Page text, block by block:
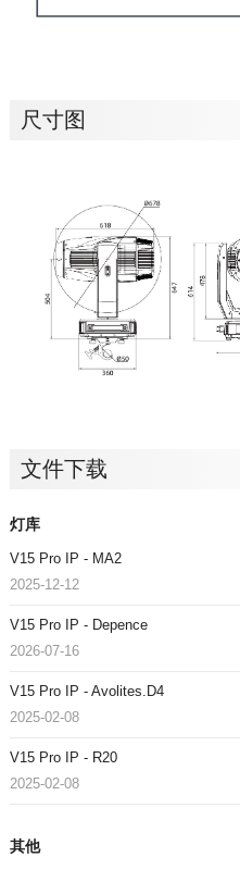
尺寸图
文件下载
灯库
V15 Pro IP - MA2
2025-12-12
V15 Pro IP - Depence
2026-07-16
V15 Pro IP - Avolites.D4
2025-02-08
V15 Pro IP - R20
2025-02-08
其他